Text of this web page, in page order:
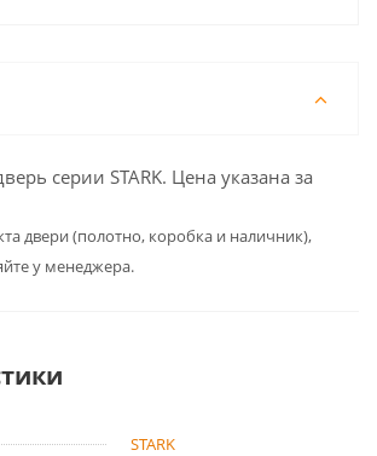
серии STARK. Цена указана за
двери (полотно, коробка и наличник),
у менеджера.
STARK